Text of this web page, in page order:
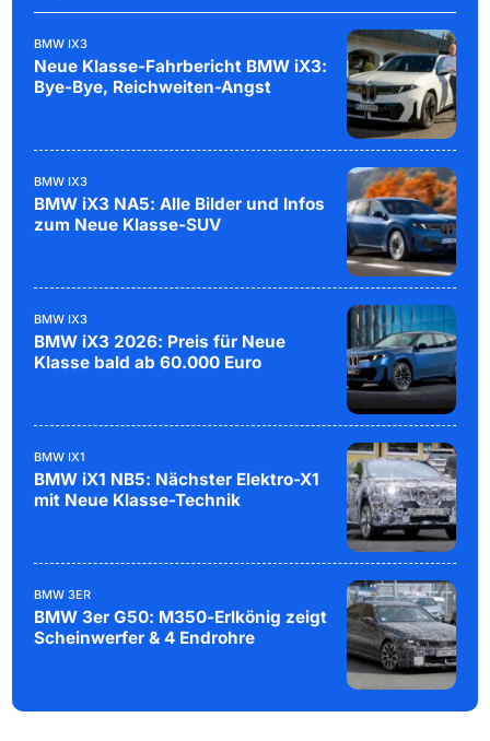
BMW IX3
Neue Klasse-Fahrbericht BMW iX3:
Bye-Bye, Reichweiten-Angst
BMW IX3
BMW iX3 NA5: Alle Bilder und Infos
zum Neue Klasse-SUV
BMW IX3
BMW iX3 2026: Preis für Neue
Klasse bald ab 60.000 Euro
BMW IX1
BMW iX1 NB5: Nächster Elektro-X1
mit Neue Klasse-Technik
BMW 3ER
BMW 3er G50: M350-Erlkönig zeigt
Scheinwerfer & 4 Endrohre